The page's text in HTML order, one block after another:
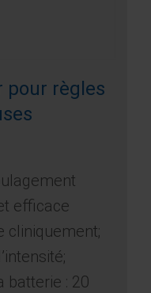
pour règles
efficace
cliniquement;
batterie : 20